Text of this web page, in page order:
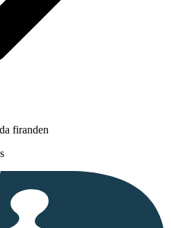
firanden